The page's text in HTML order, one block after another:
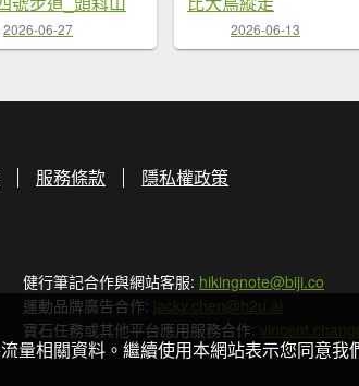
2026-06-27 2026-06-13
服務條款 隱私權政策
健行筆記合作與網站客服: hikingnote@biji.co
運動品牌廣告合作: jacky.chen@h2u.ai
寶石任務或其他平台應用服務合作:
量相關資料。繼續使用本網站表示您同意